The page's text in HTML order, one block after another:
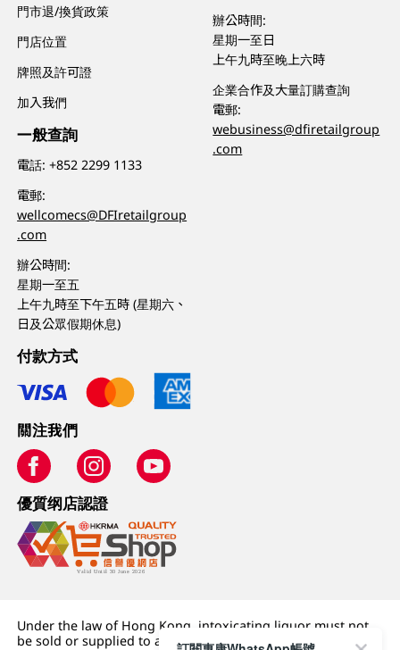
門市退/換貨政策
門店位置
牌照及許可證
加入我們
一般查詢
電話:+852 2299 1133
電郵:
wellcomecs@DFIretailgroup
.com
辦公時間:
星期一至五
上午九時至下午五時 (星期六、
日及公眾假期休息)
辦公時間:
星期一至日
上午九時至晚上六時
企業合作及大量訂購查詢
電郵:
webusiness@dfiretailgroup
.com
付款方式
關注我們
優質纲店認證
Under the law of Hong Kong, intoxicating liquor must not
be sold or supplied to a minor (under 18) in the course of